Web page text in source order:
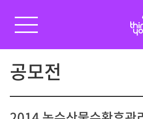
공모전